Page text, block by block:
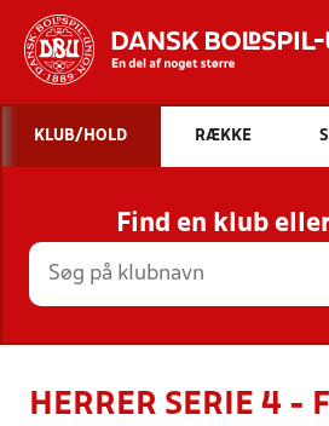
STILLINGER,
HOLD
KLUB/HOLD RÆKKE
Find en klub
HERRER SERIE 4 -